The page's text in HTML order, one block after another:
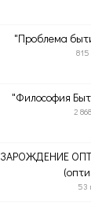
"Проблема
"Философия
2
ЗАРОЖДЕНИЕ
53